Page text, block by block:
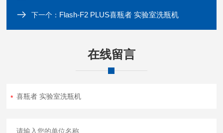
下一个： Flash-F2 PLUS喜瓶者 实验室洗瓶机
在线留言